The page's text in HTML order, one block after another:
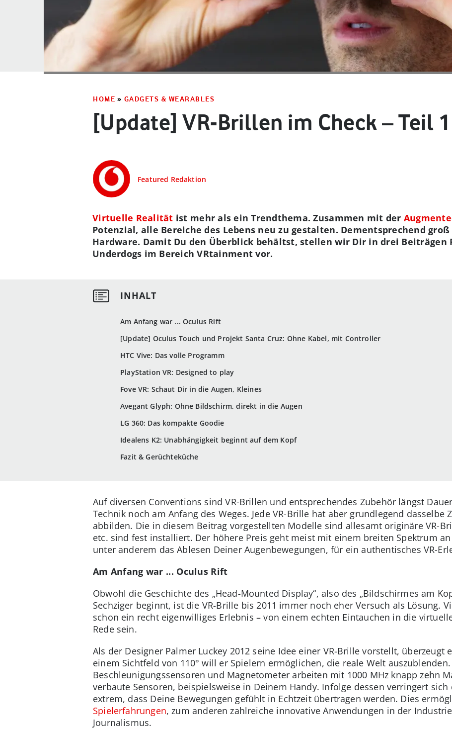
HOME » GADGETS & WEARABLES
[Update] VR-Brillen im Check – Teil 1
Featured Redaktion
Am Anfang war ... Oculus Rift
[Update] Oculus Touch und Projekt Santa Cruz: Ohne Kabel, mit Controller
HTC Vive: Das volle Programm
PlayStation VR: Designed to play
Fove VR: Schaut Dir in die Augen, Kleines
Avegant Glyph: Ohne Bildschirm, direkt in die Augen
LG 360: Das kompakte Goodie
Idealens K2: Unabhängigkeit beginnt auf dem Kopf
Fazit & Gerüchteküche
Virtuelle Realität ist mehr als ein Trendthema. Zusammen mit der
Potenzial, alle Bereiche des Lebens neu zu gestalten. Dementsprechend
Hardware. Damit Du den Überblick behältst, stellen wir Dir in drei Beiträgen
Underdogs im Bereich VRtainment vor.
Auf diversen Conventions sind VR-Brillen und entsprechendes Zubehör längst
Technik noch am Anfang des Weges. Jede VR-Brille hat aber grundlegend dasselbe
abbilden. Die in diesem Beitrag vorgestellten Modelle sind allesamt originäre VR-
etc. sind fest installiert. Der höhere Preis geht meist mit einem breiten Spektrum
unter anderem das Ablesen Deiner Augenbewegungen, für ein authentisches VR-
Am Anfang war ... Oculus Rift
Obwohl die Geschichte des „Head-Mounted Display“, also des „Bildschirmes am
Sechziger beginnt, ist die VR-Brille bis 2011 immer noch eher Versuch als Lösung.
schon ein recht eigenwilliges Erlebnis – von einem echten Eintauchen in die
Rede sein.
Als der Designer Palmer Luckey 2012 seine Idee einer VR-Brille vorstellt,
einem Sichtfeld von 110° will er Spielern ermöglichen, die reale Welt
Beschleunigungssensoren und Magnetometer arbeiten mit 1000 MHz knapp zehn
verbaute Sensoren, beispielsweise in Deinem Handy. Infolge dessen verringert sich
extrem, dass Deine Bewegungen gefühlt in Echtzeit übertragen werden. Dies
Spielerfahrungen, zum anderen zahlreiche innovative Anwendungen in der
Journalismus.